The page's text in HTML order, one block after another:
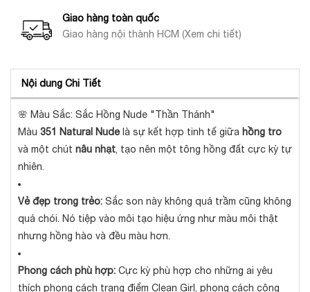
Giao hàng toàn quốc
Giao hàng nội thành HCM (Xem chi tiết)
Nội dung Chi Tiết
🌸 Màu Sắc: Sắc Hồng Nude "Thần Thánh"
Màu 351 Natural Nude là sự kết hợp tinh tế giữa hồng tro
và một chút nâu nhạt, tạo nên một tông hồng đất cực kỳ tự
nhiên.
Vẻ đẹp trong trẻo: Sắc son này không quá trầm cũng không
quá chói. Nó tiệp vào môi tạo hiệu ứng như màu môi thật
nhưng hồng hào và đều màu hơn.
Phong cách phù hợp: Cực kỳ phù hợp cho những ai yêu
thích phong cách trang điểm Clean Girl, phong cách công